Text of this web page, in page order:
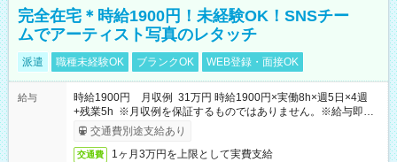
完全在宅＊時給1900円！未経験OK！SNSチー
ムでアーティスト写真のレタッチ
派遣 職種未経験OK ブランクOK WEB登録・面接OK
給与
時給1900円 月収例 31万円 時給1900円×実働8h×週5日×4週
+残業5h ※月収例を保証するものではありません。※給与即受
取りサービス利用可（利用条件有）
交通費別途支給あり
交通費 1ヶ月3万円を上限として実費支給